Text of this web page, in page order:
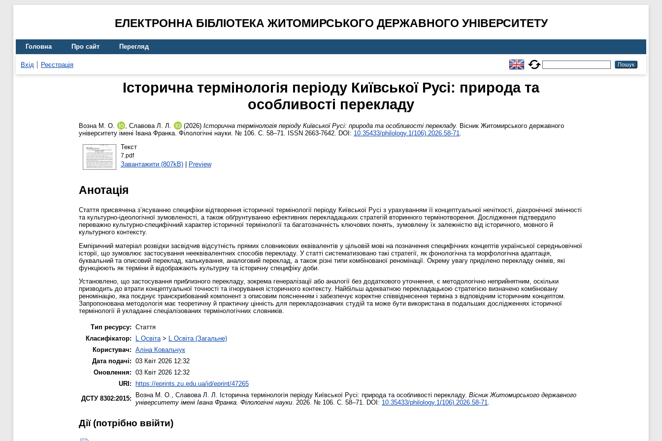
ЕЛЕКТРОННА БІБЛІОТЕКА ЖИТОМИРСЬКОГО ДЕРЖАВНОГО УНІВЕРСИТЕТУ
Головна Про сайт Перегляд
Вхід Реєстрація
Історична термінологія періоду Київської Русі: природа та
особливості перекладу
Возна М. О. , Славова Л. Л. (2026) Історична термінологія періоду Київської Русі: природа та особливості перекладу. Вісник Житомирського державного
університету імені Івана Франка. Філологічні науки. № 106. С. 58–71. ISSN 2663-7642. DOI: 10.35433/philology.1(106).2026.58-71.
Текст
7.pdf
Завантажити (807kB)| Preview
Анотація
Стаття присвячена з’ясуванню специфіки відтворення історичної термінології періоду Київської Русі з урахуванням її концептуальної нечіткості, діахронічної змінності
та культурно-ідеологічної зумовленості, а також обґрунтуванню ефективних перекладацьких стратегій вторинного термінотворення. Дослідження підтвердило
переважно культурно-специфічний характер історичної термінології та багатозначність ключових понять, зумовлену їх залежністю від історичного, мовного й
культурного контексту.
Емпіричний матеріал розвідки засвідчив відсутність прямих словникових еквівалентів у цільовій мові на позначення специфічних концептів української середньовічної
історії, що зумовлює застосування нееквівалентних способів перекладу. У статті систематизовано такі стратегії, як фонологічна та морфологічна адаптація,
буквальний та описовий переклад, калькування, аналоговий переклад, а також різні типи комбінованої реномінації. Окрему увагу приділено перекладу онімів, які
функціюють як терміни й відображають культурну та історичну специфіку доби.
Установлено, що застосування приблизного перекладу, зокрема генералізації або аналогії без додаткового уточнення, є методологічно неприйнятним, оскільки
призводить до втрати концептуальної точності та ігнорування історичного контексту. Найбільш адекватною перекладацькою стратегією визначено комбіновану
реномінацію, яка поєднує транскрибований компонент з описовим поясненням і забезпечує коректне співвіднесення терміна з відповідним історичним концептом.
Запропонована методологія має теоретичну й практичну цінність для перекладознавчих студій та може бути використана в подальших дослідженнях історичної
термінології й укладанні спеціалізованих термінологічних словників.
Тип ресурсу: Стаття
Класифікатор:
L Освіта> L Освіта (Загальне)
Користувач: Аліна Ковальчук
Дата подачі: 03 Квіт 2026 12:32
Оновлення: 03 Квіт 2026 12:32
URI:
https://eprints.zu.edu.ua/id/eprint/47265
ДСТУ 8302:2015:
Возна М. О., Славова Л. Л. Історична термінологія періоду Київської Русі: природа та особливості перекладу. Вісник Житомирського державного
університету імені Івана Франка. Філологічні науки. 2026. № 106. С. 58–71. DOI: 10.35433/philology.1(106).2026.58-71.
Дії ​​(потрібно ввійти)